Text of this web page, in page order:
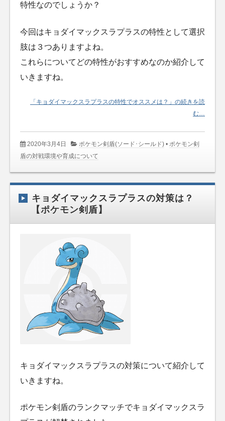
特性なのでしょうか？
今回はキョダイマックスラプラスの特性として選択
肢は３つありますよね。
これらについてどの特性がおすすめなのか紹介して
いきますね。
「キョダイマックスラプラスの特性でオススメは？」の続きを読
む…
2020年3月4日 ポケモン剣盾(ソード･シールド) • ポケモン剣
盾の対戦環境や育成について
キョダイマックスラプラスの対策は？
【ポケモン剣盾】
キョダイマックスラプラスの対策について紹介して
いきますね。
ポケモン剣盾のランクマッチでキョダイマックスラ